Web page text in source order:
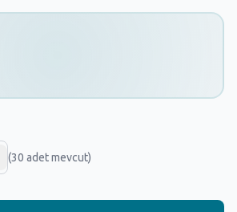
(30 adet mevcut)